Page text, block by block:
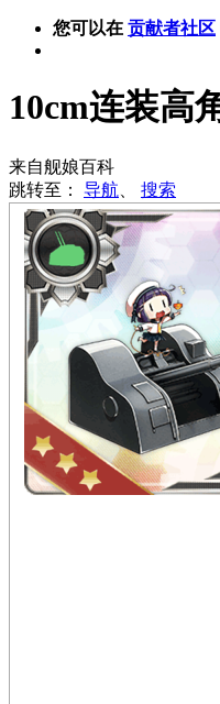
您可以在 贡献者社区
10cm连装高
来自舰娘百科
跳转至： 导航 搜索